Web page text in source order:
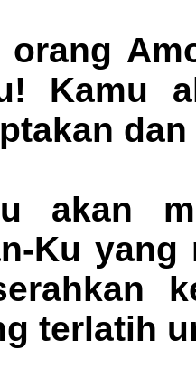
orang
Kamu
akan
Ku yang
terlatih